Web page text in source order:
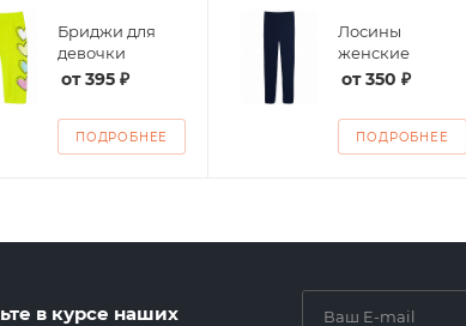
Бриджи для
девочки
от395 ₽
ПОДРОБНЕЕ
Лосины
женские
от350 ₽
ПОДРОБНЕЕ
в курсе наших